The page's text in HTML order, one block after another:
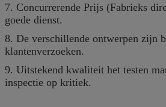
7. Concurrerende Prijs (Fabrieks
goede dienst.
8. De verschillende ontwerpen zijn
klantenverzoeken.
9. Uitstekend kwaliteit het testen
inspectie op kritiek.